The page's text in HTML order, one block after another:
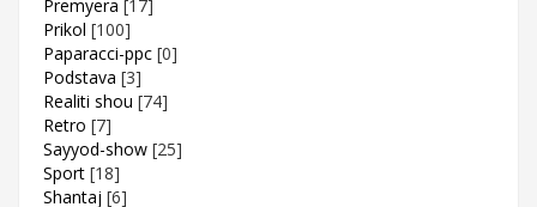
Premyera [17]
Prikol [100]
Paparacci-ppc [0]
Podstava [3]
Realiti shou [74]
Retro [7]
Sayyod-show [25]
Sport [18]
Shantaj [6]